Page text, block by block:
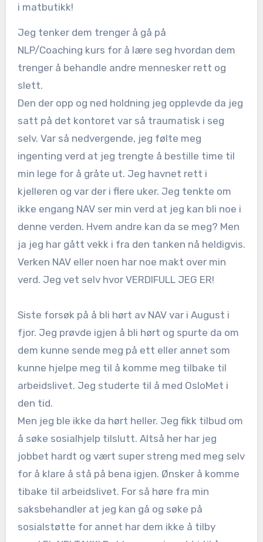
i matbutikk!
Jeg tenker dem trenger å gå på
NLP/Coaching kurs for å lære seg hvordan dem
trenger å behandle andre mennesker rett og
slett.
Den der opp og ned holdning jeg opplevde da jeg
satt på det kontoret var så traumatisk i seg
selv. Var så nedvergende, jeg følte meg
ingenting verd at jeg trengte å bestille time til
min lege for å gråte ut. Jeg havnet rett i
kjelleren og var der i flere uker. Jeg tenkte om
ikke engang NAV ser min verd at jeg kan bli noe i
denne verden. Hvem andre kan da se meg? Men
ja jeg har gått vekk i fra den tanken nå heldigvis.
Verken NAV eller noen har noe makt over min
verd. Jeg vet selv hvor VERDIFULL JEG ER!
Siste forsøk på å bli hørt av NAV var i August i
fjor. Jeg prøvde igjen å bli hørt og spurte da om
dem kunne sende meg på ett eller annet som
kunne hjelpe meg til å komme meg tilbake til
arbeidslivet. Jeg studerte til å med OsloMet i
den tid.
Men jeg ble ikke da hørt heller. Jeg fikk tilbud om
å søke sosialhjelp tilslutt. Altså her har jeg
jobbet hardt og vært super streng med meg selv
for å klare å stå på bena igjen. Ønsker å komme
tibake til arbeidslivet. For så høre fra min
saksbehandler at jeg kan gå og søke på
sosialstøtte for annet har dem ikke å tilby